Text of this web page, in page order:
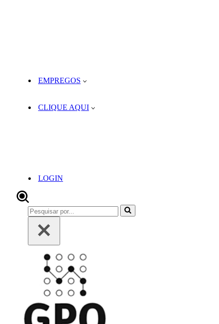
EMPREGOS
CLIQUE AQUI
LOGIN
Pesquisar
por...